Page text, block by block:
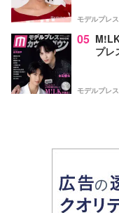
モデルプレス
05
プレ
モデルプレス